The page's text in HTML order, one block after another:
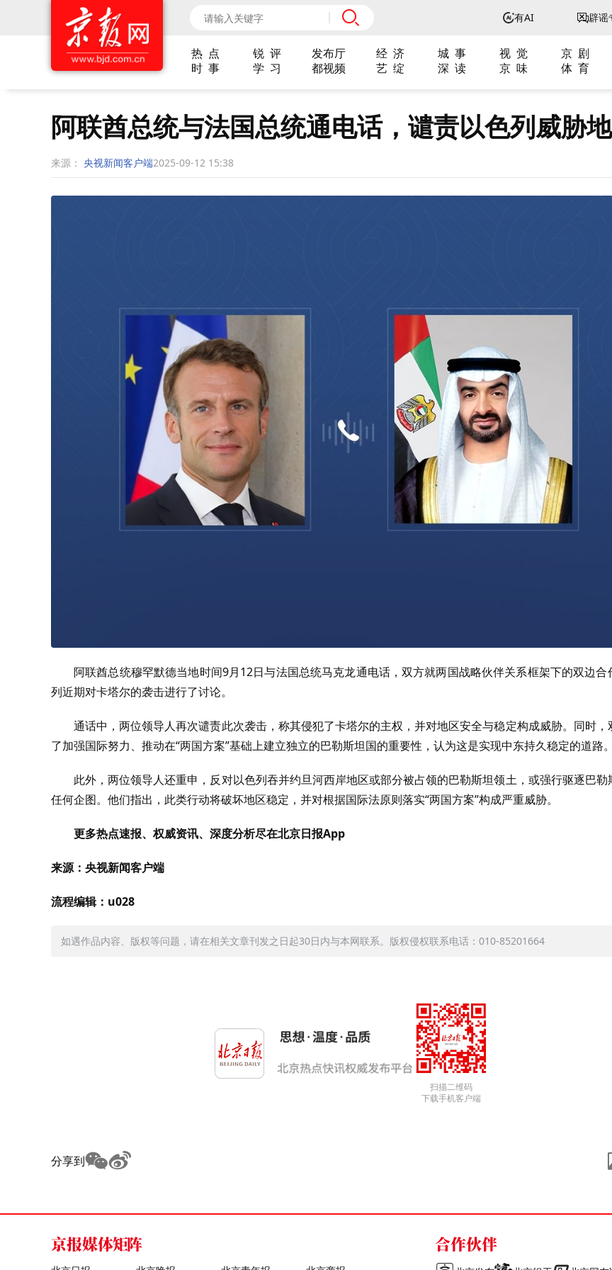
有AI 辟谣
热 点 锐 评 发布厅 经 济 城 事 视 觉 京 剧
时 事
学 习 都视频 艺 绽 深 读 京 味 体 育
阿联酋总统与法国总统通电话，谴责以色列威胁
来源： 央视新闻客户端2025-09-12 15:38
阿联酋总统穆罕默德当地时间9月12日与法国总统马克龙通电话，双方就两国战略伙伴关系框架下的双边合
列近期对卡塔尔的袭击进行了讨论。
通话中，两位领导人再次谴责此次袭击，称其侵犯了卡塔尔的主权，并对地区安全与稳定构成威胁。同时，
了加强国际努力、推动在“两国方案”基础上建立独立的巴勒斯坦国的重要性，认为这是实现中东持久稳定的道路。
此外，两位领导人还重申，反对以色列吞并约旦河西岸地区或部分被占领的巴勒斯坦领土，或强行驱逐巴勒
任何企图。他们指出，此类行动将破坏地区稳定，并对根据国际法原则落实“两国方案”构成严重威胁。
更多热点速报、权威资讯、深度分析尽在北京日报App
来源：央视新闻客户端
流程编辑：u028
如遇作品内容、版权等问题，请在相关文章刊发之日起30日内与本网联系。版权侵权联系电话：010-85201664
扫描二维码
下载手机客户端
分享到
京报媒体矩阵 合作伙伴